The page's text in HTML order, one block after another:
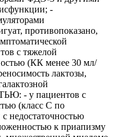
-
противопоказано,
с тяжелой
(КК менее 30 мл/
лактозы,
- у пациентов с
(класс С по
недостаточностью
к приапизму